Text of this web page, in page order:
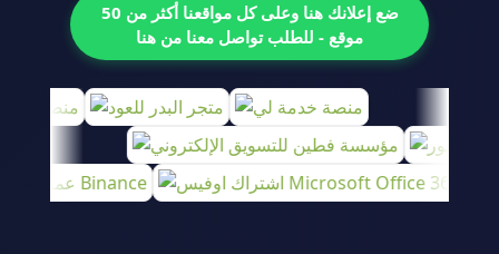
ضع إعلانك هنا وعلى كل مواقعنا أكثر من 50
موقع - للطلب تواصل معنا من هنا